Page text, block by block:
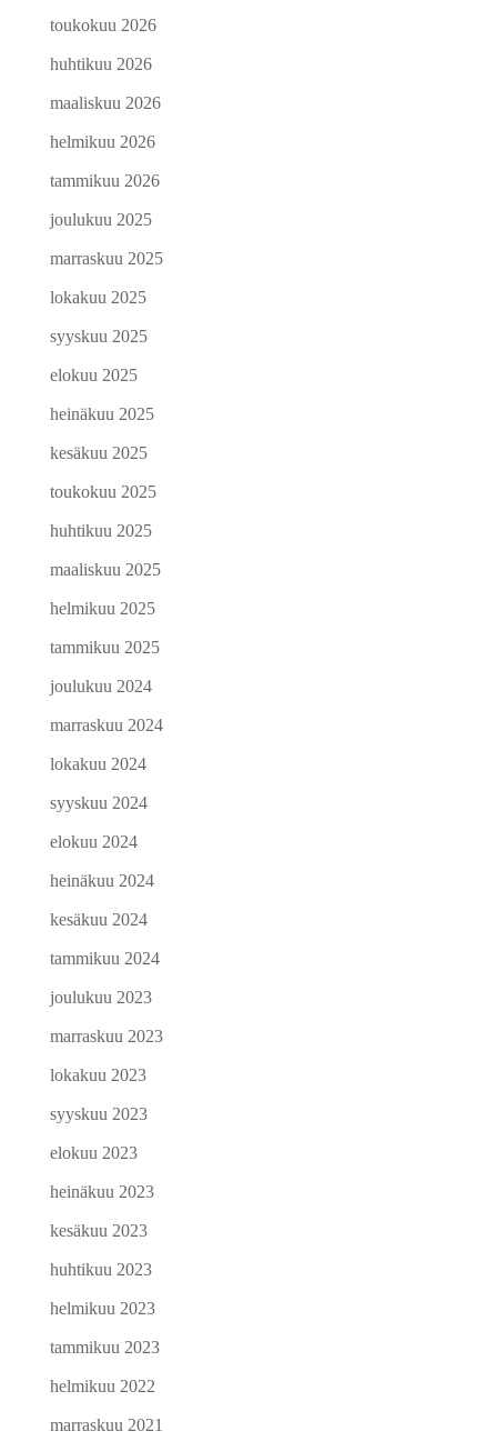
toukokuu 2026
huhtikuu 2026
maaliskuu 2026
helmikuu 2026
tammikuu 2026
joulukuu 2025
marraskuu 2025
lokakuu 2025
syyskuu 2025
elokuu 2025
heinäkuu 2025
kesäkuu 2025
toukokuu 2025
huhtikuu 2025
maaliskuu 2025
helmikuu 2025
tammikuu 2025
joulukuu 2024
marraskuu 2024
lokakuu 2024
syyskuu 2024
elokuu 2024
heinäkuu 2024
kesäkuu 2024
tammikuu 2024
joulukuu 2023
marraskuu 2023
lokakuu 2023
syyskuu 2023
elokuu 2023
heinäkuu 2023
kesäkuu 2023
huhtikuu 2023
helmikuu 2023
tammikuu 2023
helmikuu 2022
marraskuu 2021